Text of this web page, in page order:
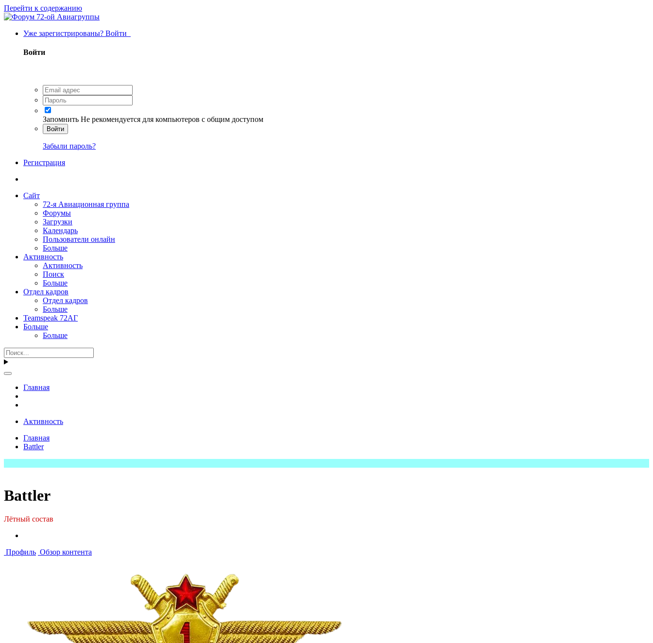
Перейти к содержанию
Уже зарегистрированы? Войти
Войти
Запомнить Не рекомендуется для компьютеров с общим доступом
Войти
Забыли пароль?
Регистрация
Сайт
72-я Авиационная группа
Форумы
Загрузки
Календарь
Пользователи онлайн
Больше
Активность
Активность
Поиск
Больше
Отдел кадров
Отдел кадров
Больше
Teamspeak 72АГ
Больше
Больше
Главная
Активность
Главная
Battler
Battler
Лётный состав
Профиль Обзор контента